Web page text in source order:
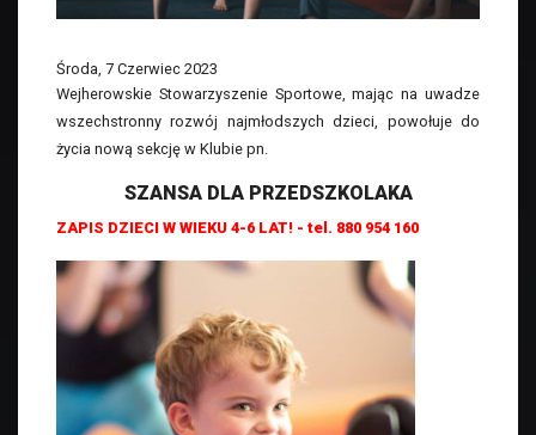
Środa, 7 Czerwiec 2023
Wejherowskie Stowarzyszenie Sportowe, mając na uwadze
wszechstronny rozwój najmłodszych dzieci, powołuje do
życia nową sekcję w Klubie pn.
SZANSA DLA PRZEDSZKOLAKA
ZAPIS DZIECI W WIEKU 4-6 LAT! - tel. 880 954 160